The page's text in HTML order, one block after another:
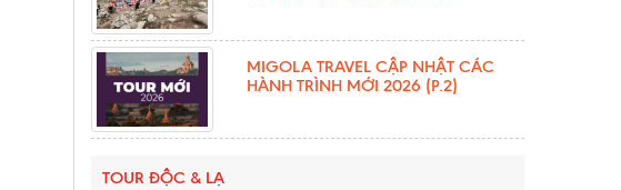
MIGOLA TRAVEL CẬP NHẬT CÁC
HÀNH TRÌNH MỚI 2026 (P.2)
TOUR ĐỘC & LẠ